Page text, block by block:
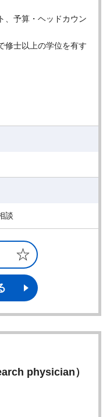
、予算・ヘッドカウン
修士以上の学位を有す
談
physician）